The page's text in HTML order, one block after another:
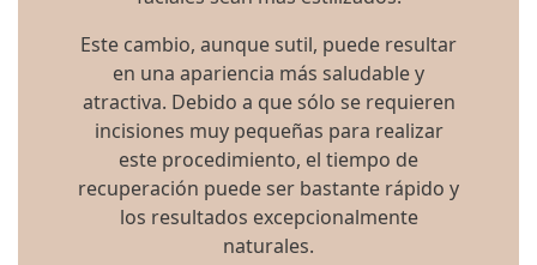
Este cambio, aunque sutil, puede resultar
en una apariencia más saludable y
atractiva. Debido a que sólo se requieren
incisiones muy pequeñas para realizar
este procedimiento, el tiempo de
recuperación puede ser bastante rápido y
los resultados excepcionalmente
naturales.